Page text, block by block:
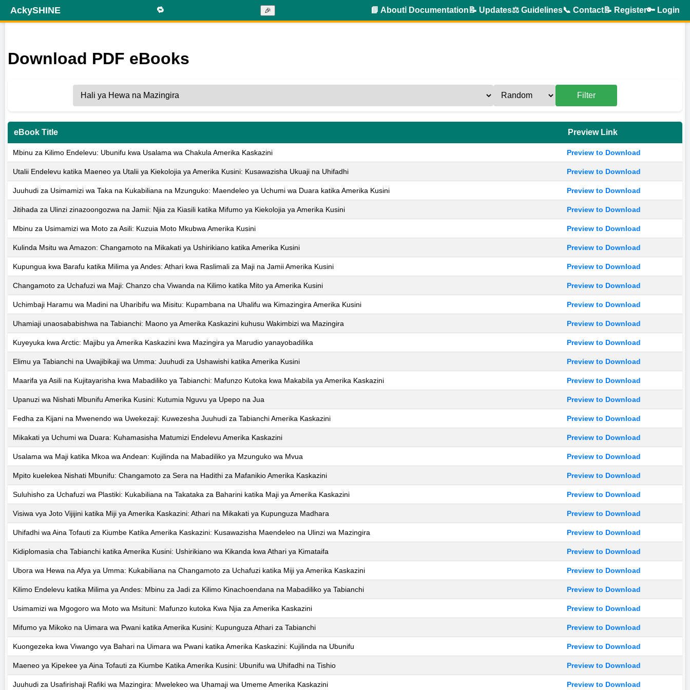
AckySHINE 🔁 🎉 📘 Aboutℹ️ Documentation 📝 Updates⚖️ Guidelines📞 Contact📝 Register🔑 Login
Download PDF eBooks
Filter
eBook Title Preview Link
Mbinu za Kilimo Endelevu: Ubunifu kwa Usalama wa Chakula Amerika Kaskazini Preview to Download
Utalii Endelevu katika Maeneo ya Utalii ya Kiekolojia ya Amerika Kusini: Kusawazisha Ukuaji na Uhifadhi Preview to Download
Juuhudi za Usimamizi wa Taka na Kukabiliana na Mzunguko: Maendeleo ya Uchumi wa Duara katika Amerika Kusini Preview to Download
Jitihada za Ulinzi zinazoongozwa na Jamii: Njia za Kiasili katika Mifumo ya Kiekolojia ya Amerika Kusini Preview to Download
Mbinu za Usimamizi wa Moto za Asili: Kuzuia Moto Mkubwa Amerika Kusini Preview to Download
Kulinda Msitu wa Amazon: Changamoto na Mikakati ya Ushirikiano katika Amerika Kusini Preview to Download
Kupungua kwa Barafu katika Milima ya Andes: Athari kwa Raslimali za Maji na Jamii Amerika Kusini Preview to Download
Changamoto za Uchafuzi wa Maji: Chanzo cha Viwanda na Kilimo katika Mito ya Amerika Kusini Preview to Download
Uchimbaji Haramu wa Madini na Uharibifu wa Misitu: Kupambana na Uhalifu wa Kimazingira Amerika Kusini Preview to Download
Uhamiaji unaosababishwa na Tabianchi: Maono ya Amerika Kaskazini kuhusu Wakimbizi wa Mazingira Preview to Download
Kuyeyuka kwa Arctic: Majibu ya Amerika Kaskazini kwa Mazingira ya Marudio yanayobadilika Preview to Download
Elimu ya Tabianchi na Uwajibikaji wa Umma: Juuhudi za Ushawishi katika Amerika Kusini Preview to Download
Maarifa ya Asili na Kujitayarisha kwa Mabadiliko ya Tabianchi: Mafunzo Kutoka kwa Makabila ya Amerika Kaskazini Preview to Download
Upanuzi wa Nishati Mbunifu Amerika Kusini: Kutumia Nguvu ya Upepo na Jua Preview to Download
Fedha za Kijani na Mwenendo wa Uwekezaji: Kuwezesha Juuhudi za Tabianchi Amerika Kaskazini Preview to Download
Mikakati ya Uchumi wa Duara: Kuhamasisha Matumizi Endelevu Amerika Kaskazini Preview to Download
Usalama wa Maji katika Mkoa wa Andean: Kujilinda na Mabadiliko ya Mzunguko wa Mvua Preview to Download
Mpito kuelekea Nishati Mbunifu: Changamoto za Sera na Hadithi za Mafanikio Amerika Kaskazini Preview to Download
Suluhisho za Uchafuzi wa Plastiki: Kukabiliana na Takataka za Baharini katika Maji ya Amerika Kaskazini Preview to Download
Visiwa vya Joto Vijijini katika Miji ya Amerika Kaskazini: Athari na Mikakati ya Kupunguza Madhara Preview to Download
Uhifadhi wa Aina Tofauti za Kiumbe Katika Amerika Kaskazini: Kusawazisha Maendeleo na Ulinzi wa Mazingira Preview to Download
Kidiplomasia cha Tabianchi katika Amerika Kusini: Ushirikiano wa Kikanda kwa Athari ya Kimataifa Preview to Download
Ubora wa Hewa na Afya ya Umma: Kukabiliana na Changamoto za Uchafuzi katika Miji ya Amerika Kaskazini Preview to Download
Kilimo Endelevu katika Milima ya Andes: Mbinu za Jadi za Kilimo Kinachoendana na Mabadiliko ya Tabianchi Preview to Download
Usimamizi wa Mgogoro wa Moto wa Msituni: Mafunzo kutoka Kwa Njia za Amerika Kaskazini Preview to Download
Mifumo ya Mikoko na Uimara wa Pwani katika Amerika Kusini: Kupunguza Athari za Tabianchi Preview to Download
Kuongezeka kwa Viwango vya Bahari na Uimara wa Pwani katika Amerika Kaskazini: Kujilinda na Ubunifu Preview to Download
Maeneo ya Kipekee ya Aina Tofauti za Kiumbe Katika Amerika Kusini: Ubunifu wa Uhifadhi na Tishio Preview to Download
Juuhudi za Usafirishaji Rafiki wa Mazingira: Mwelekeo wa Uhamaji wa Umeme Amerika Kaskazini Preview to Download